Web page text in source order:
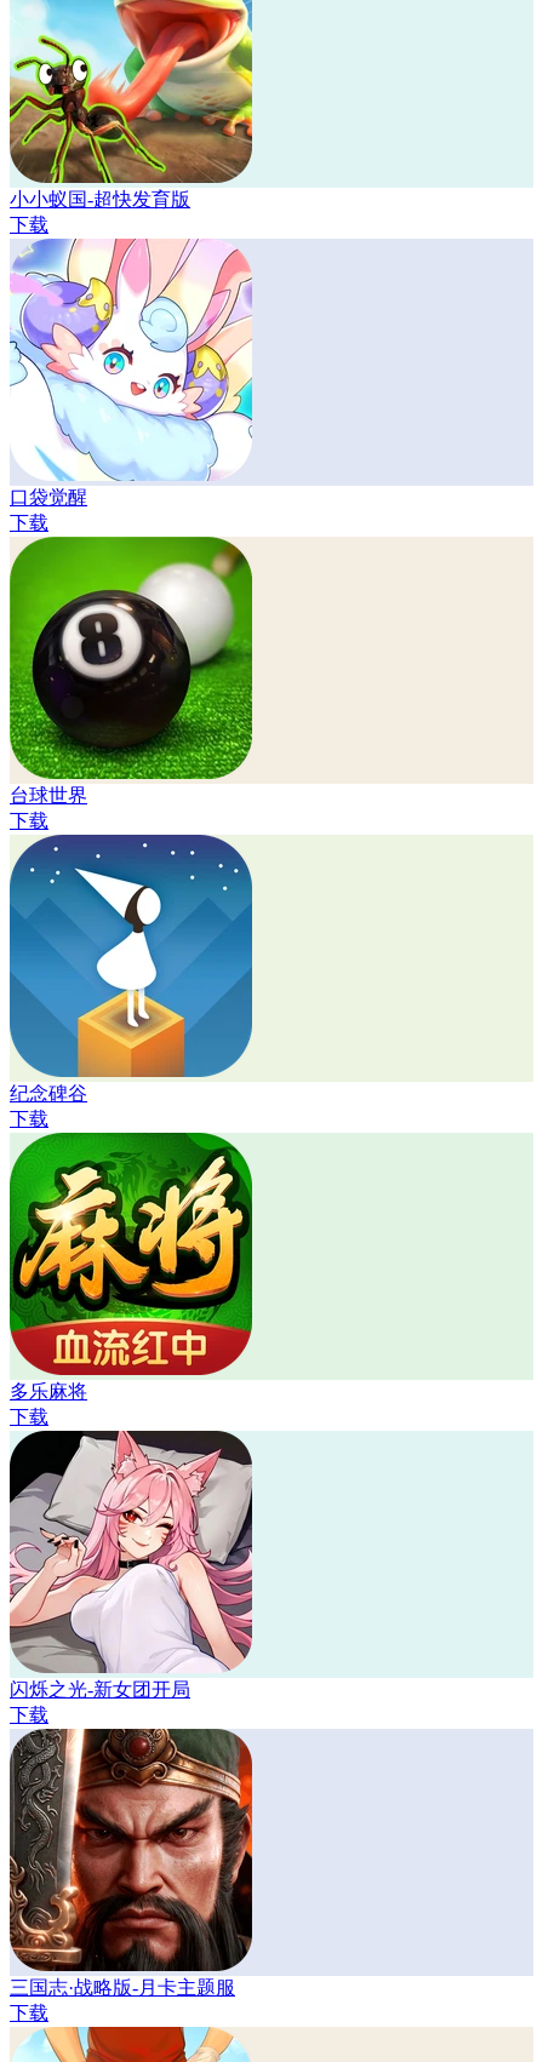
小小蚁国-超快发育版
下载
口袋觉醒
下载
台球世界
下载
纪念碑谷
下载
多乐麻将
下载
闪烁之光-新女团开局
下载
三国志·战略版-月卡主题服
下载